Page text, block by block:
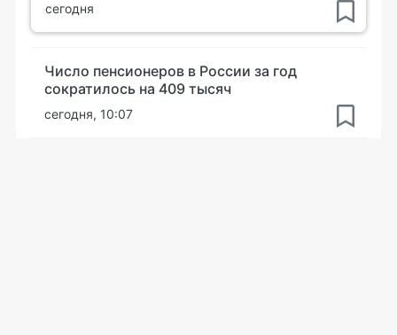
сегодня
Число пенсионеров в России за год
сократилось на 409 тысяч
сегодня, 10:07